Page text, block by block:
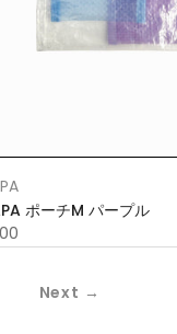
ポーチM パープル
Next